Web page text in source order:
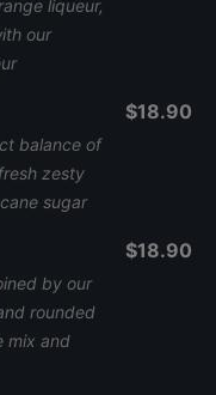
liqueur,
our
balance of
zesty
sugar
$18.90
by our
rounded
mix and
$18.90